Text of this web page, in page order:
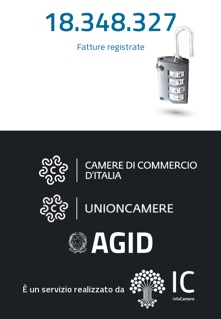
18.348.327
Fatture registrate
Informazioni
"Fattura
Elettronica"
È un servizio realizzato da